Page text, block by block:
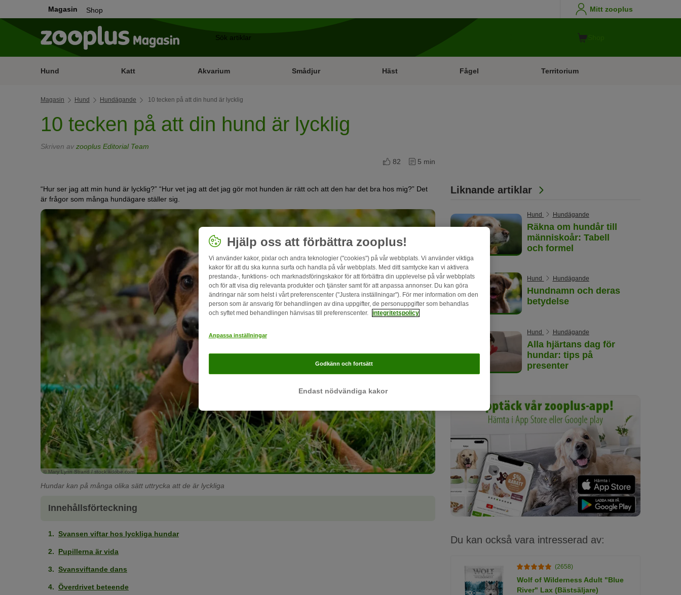
Magasin Shop Mitt zooplus
Hund Katt Akvarium Smådjur Häst Fågel Territorium
Magasin Hund Hundägande 10 tecken på att din hund är lycklig
10 tecken på att din hund är lycklig
Skriven av zooplus Editorial Team
82
5 min
“Hur ser jag att min hund är lycklig?” “Hur vet jag att det jag gör mot hunden är rätt och att den har det bra hos mig?” Det
är frågor som många hundägare ställer sig.
© Mary Lynn Strand / stock.adobe.com
Hundar kan på många olika sätt uttrycka att de är lyckliga
Innehållsförteckning
Svansen viftar hos lyckliga hundar
Pupillerna är vida
Svansviftande dans
Överdrivet beteende
Liknande artiklar
Hund Hundägande
Räkna om hundår till
människoår: Tabell
och formel
Hund Hundägande
Hundnamn och deras
betydelse
Hund Hundägande
Alla hjärtans dag för
hundar: tips på
presenter
Du kan också vara intresserad av:
(2658)
Wolf of Wilderness Adult "Blue
River" Lax (Bästsäljare)
Hjälp oss att förbättra zooplus!
Vi använder kakor, pixlar och andra teknologier ("cookies") på vår webbplats. Vi använder viktiga
kakor för att du ska kunna surfa och handla på vår webbplats. Med ditt samtycke kan vi aktivera
prestanda-, funktions- och marknadsföringskakor för att förbättra din upplevelse på vår webbplats
och för att visa dig relevanta produkter och tjänster samt för att anpassa annonser. Du kan göra
ändringar när som helst i vårt preferenscenter ("Justera inställningar"). För mer information om den
person som är ansvarig för behandlingen av dina uppgifter, de personuppgifter som behandlas
och syftet med behandlingen hänvisas till preferenscenter. integritetspolicy
Anpassa inställningar
Endast nödvändiga kakor
Godkänn och fortsätt